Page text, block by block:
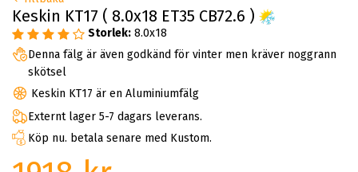
Keskin KT17 ( 8.0x18 ET35 CB72.6 )
Storlek: 8.0x18
Denna fälg är även godkänd för vinter men kräver noggrann
skötsel
Keskin KT17 är en Aluminiumfälg
Externt lager 5-7 dagars leverans.
Köp nu. betala senare med Kustom.